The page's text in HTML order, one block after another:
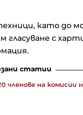
като до
гласуване с
статии
членове на комисии